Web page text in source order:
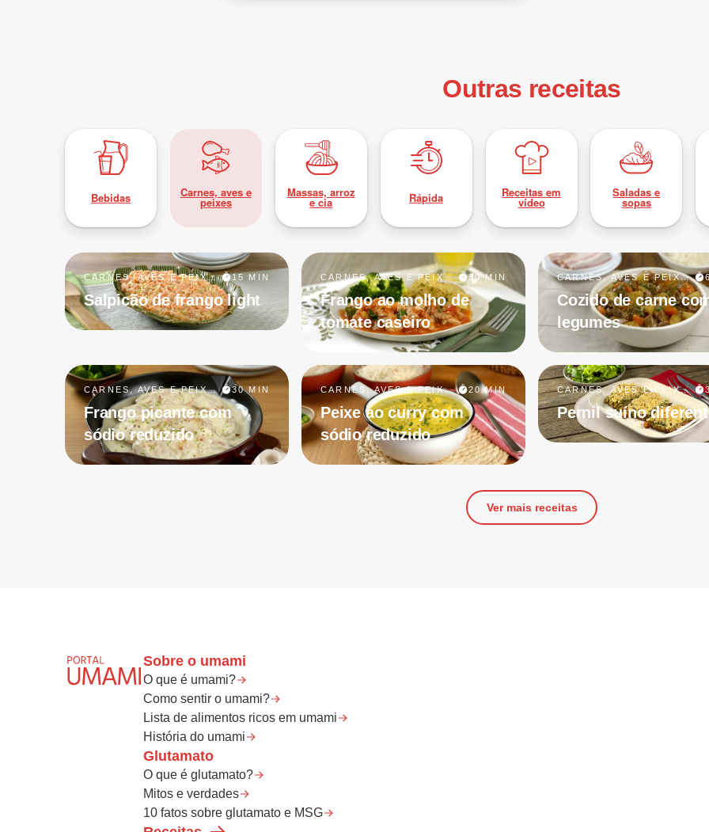
Outras receitas
Bebidas Carnes, aves e
peixes
Massas, arroz
e cia Rápida Receitas em
vídeo
Saladas e
sopas
CARNES, AVES E PEIXES 15 MIN
Salpicão de frango light
CARNES, AVES E PEIXES 50 MIN
Frango ao molho de
tomate caseiro
CARNES, AVES E PEIXES
Cozido de carne
legumes
CARNES, AVES E PEIXES 30 MIN
Frango picante com
sódio reduzido
CARNES, AVES E PEIXES 20 MIN
Peixe ao curry com
sódio reduzido
CARNES, AVES E PEIXES
Pernil suíno
Ver mais receitas
Sobre o umami
O que é umami?
Como sentir o umami?
Lista de alimentos ricos em umami
História do umami
Glutamato
O que é glutamato?
Mitos e verdades
10 fatos sobre glutamato e MSG